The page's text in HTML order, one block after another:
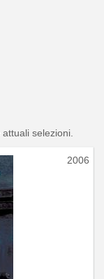
selezioni.
2006